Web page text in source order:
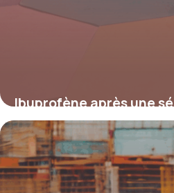
Ibuprofène après une
d’ostéopathie : faut-il
?
4 juillet 2025